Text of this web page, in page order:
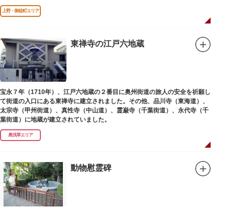
た。
上野・御徒町エリア
東禅寺の江戸六地蔵
宝永７年（1710年）、江戸六地蔵の２番目に奥州街道の旅人の安全を祈願し
て街道の入口にある東禅寺に建立されました。その他、品川寺（東海道）、
太宗寺（甲州街道）、真性寺（中山道）、霊巌寺（千葉街道）、永代寺（千
葉街道）に地蔵が建立されていました。
奥浅草エリア
動物慰霊碑